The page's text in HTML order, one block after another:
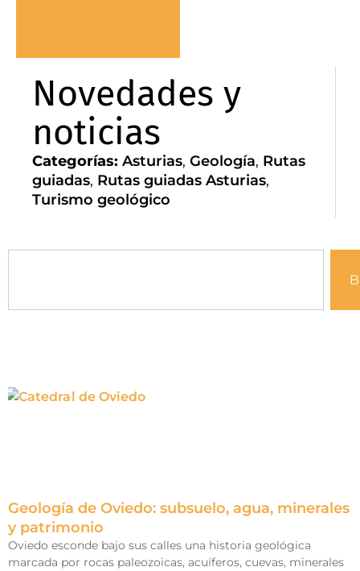
Novedades y
noticias
Categorías: Asturias, Geología, Rutas
guiadas, Rutas guiadas Asturias,
Turismo geológico
Geología de Oviedo: subsuelo, agua, minerales
y patrimonio
Oviedo esconde bajo sus calles una historia geológica
marcada por rocas paleozoicas, acuíferos, cuevas, minerales